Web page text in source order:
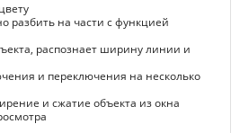
разбить на части с функцией
распознает ширину линии и
и переключения на несколько
и сжатие объекта из окна